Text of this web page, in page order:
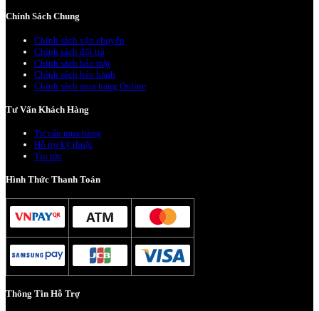
Chính Sách Chung
Chính sách vận chuyển
Chính sách đổi trả
Chính sách bảo mật
Chính sách bảo hành
Chính sách mua hàng Online
Tư Vấn Khách Hàng
Tư vấn mua hàng
Hỗ trợ kỹ thuật
Tin tức
Hình Thức Thanh Toán
Thông Tin Hỗ Trợ